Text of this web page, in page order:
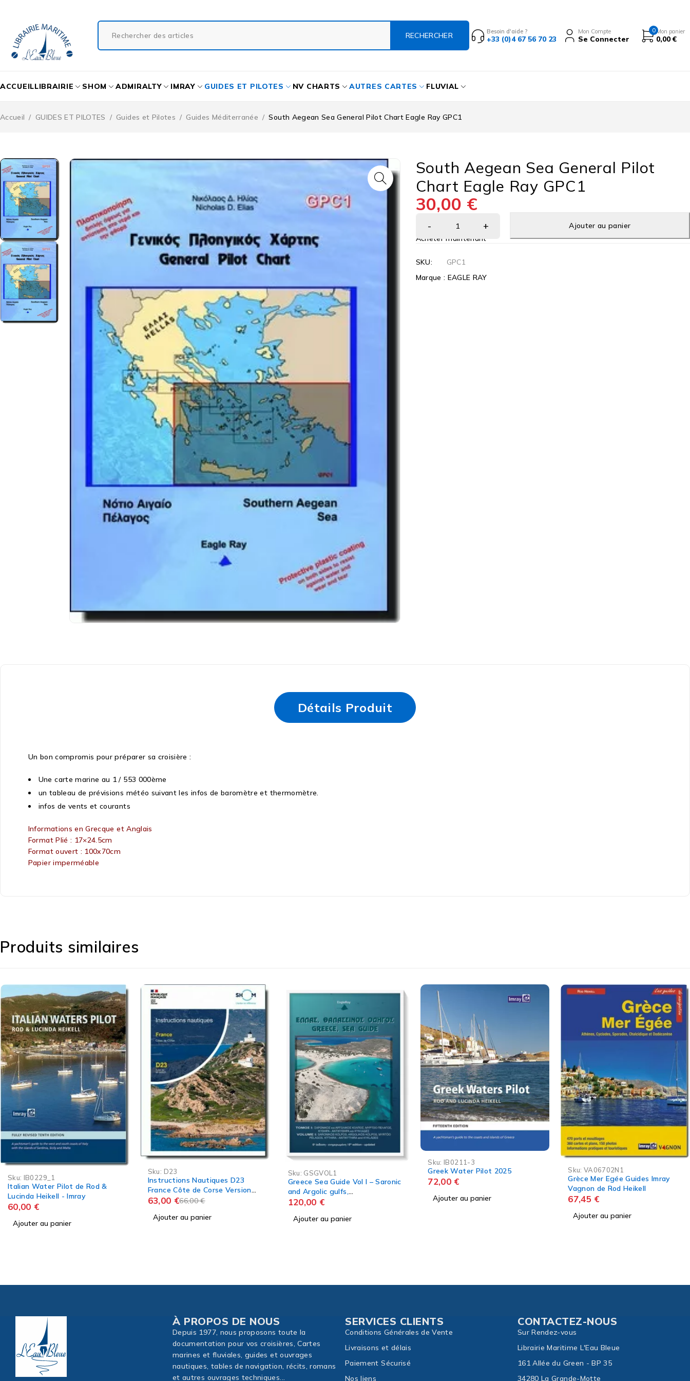
Besoin d'aide ?
+33 (0)4 67 56 70 23
Mon Compte
Se Connecter
0 Mon panier
0,00€
ACCUEILLIBRAIRIE SHOM ADMIRALTY IMRAY GUIDES ET PILOTES NV CHARTS AUTRES CARTES FLUVIAL
Accueil / GUIDES ET PILOTES / Guides et Pilotes / Guides Méditerranée / South Aegean Sea General Pilot Chart Eagle Ray GPC1
South Aegean Sea General Pilot
Chart Eagle Ray GPC1
30,00 €
Ajouter au panier
Acheter maintenant
SKU:
GPC1
Marque : EAGLE RAY
Détails Produit
Un bon compromis pour préparer sa croisière :
Une carte marine au 1 / 553 000ème
un tableau de prévisions météo suivant les infos de baromètre et thermomètre.
infos de vents et courants
Informations en Grecque et Anglais
Format Plié : 17×24.5cm
Format ouvert : 100x70cm
Papier imperméable
Produits similaires
-5%
Instructions Nautiques D23
France Côte de Corse Version
Numérique66,00 €
63,00 €
Sku: GSGVOL1
Greece Sea Guide Vol l – Saronic
and Argolic gulfs,
Cyclades,Except Crete
120,00€
Ajouter au panier
Sku:IB0211-3
Greek Water Pilot 2025
72,00 €
Ajouter au panier
Sku:VA06702N1
Grèce Mer Egée Guides Imray
Vagnon de Rod Heikell
67,45€
-5%
Sku: VA00170N1
Guide Italie Imray Vagnon De
San Remo ? Brindisi, Sicile et
Malte
67,45 €
Ajouter au panier
À PROPOS DE NOUS
Depuis 1977, nous proposons toute la
documentation pour vos croisières, Cartes
marines et fluviales, guides et ouvrages
nautiques, tables de navigation, récits, romans
et autres ouvrages techniques...
SERVICES CLIENTS
Conditions Générales de Vente
Livraisons et délais
Paiement Sécurisé
Nos liens
CONTACTEZ-NOUS
Sur Rendez-vous
Librairie Maritime L'Eau Bleue
161 Allée du Green - BP 35
34280 La Grande-Motte